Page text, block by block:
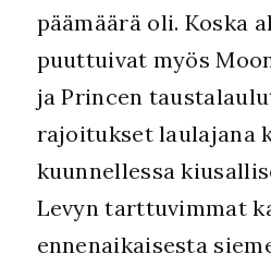
päämäärä oli. Koska
puuttuivat myös
ja Princen
rajoitukset laulajana
kuunnellessa
Levyn tarttuvimmat
ennenaikaisesta